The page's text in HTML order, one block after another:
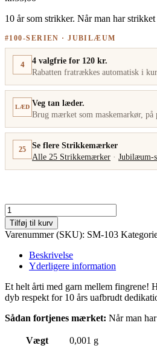
10 år som strikker. Når man har
#100-SERIEN · JUBILÆUM
4
4 valgfrie for 120 kr.
Rabatten fratrækkes automatisk i
LÆD Veg tan læder.
Brug mærket som maskemarkør, på
25
Se flere Strikkemærker
Alle 25 Strikkemærker · Jubilæum-
Kilometerknuseren
antal
Tilføj til kurv
Varenummer (SKU): SM-103
Beskrivelse
Yderligere information
Et helt årti med garn mellem fingrene!
dyb respekt for 10 års uafbrudt
Sådan fortjenes mærket: Når man
Vægt 0,001 g